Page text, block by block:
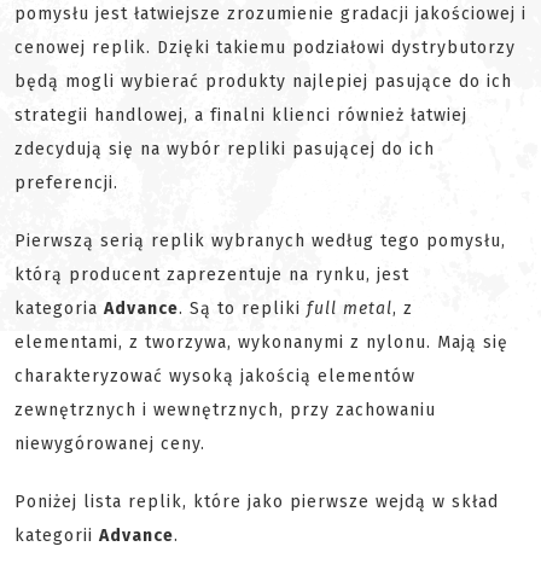
pomysłu jest łatwiejsze zrozumienie gradacji jakościowej i
cenowej replik. Dzięki takiemu podziałowi dystrybutorzy
będą mogli wybierać produkty najlepiej pasujące do ich
strategii handlowej, a finalni klienci również łatwiej
zdecydują się na wybór repliki pasującej do ich
preferencji.
Pierwszą serią replik wybranych według tego pomysłu,
którą producent zaprezentuje na rynku, jest
kategoria Advance. Są to repliki full metal, z
elementami, z tworzywa, wykonanymi z nylonu. Mają się
charakteryzować wysoką jakością elementów
zewnętrznych i wewnętrznych, przy zachowaniu
niewygórowanej ceny.
Poniżej lista replik, które jako pierwsze wejdą w skład
kategorii Advance.